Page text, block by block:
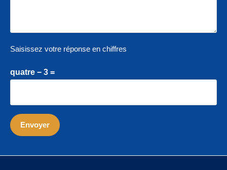
Saisissez votre réponse en chiffres
quatre − 3 =